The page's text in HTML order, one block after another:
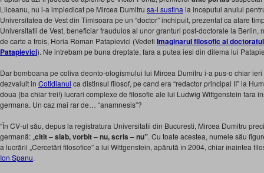
Liiceanu, nu l-a impiedicat pe Mircea Dumitru sa-l sustina la inceputul anului
Universitatea de Vest din Timisoara pe un “doctor” inchipuit, prezentat ca atare
Universitatii de Vest, beneficiar fraudulos al unor granturi post-doctorale la Berlin,
de carte a trois, Horia Roman Patapievici (Vedeti Imaginarul filosofic al
Patapievici). Ne intrebam pe buna dreptate, fara a putea iesi din dilema lui
Dar bomboana pe coliva deonto-ologismului lui Mircea Dumitru i-a pus-o chiar
dezvaluit in Cotidianul ca distinsul filosof, pe cand era “redactor principal II” la
doua (ba chiar trei!) lucrari complexe de filosofie ale lui Ludwig Wittgenstein fara
germana. Un caz mai rar de… “anamnesis”?
“În CV-ul său, depus la registratura Universitatii din Bucuresti, Mircea Dumitru
germană: „citit – slab, vorbit – nu, scris – nu”. Cu toate acestea, numele său
a lucrării „Cercetări filosofice” a lui Wittgenstein, apărută în 2004, chiar înaintea
Ion Spanu.